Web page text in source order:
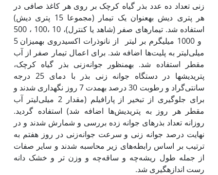
زنی تعداد ده عدد بذر گیاه کرچک بر روی هر کاغذ صافی در
هر پتری دیش به‫عنوان یک تیمار (مجموعا 15 پتری دیش)
استفاده شد. تیمارهای صفر (شاهد یا کنترل)، 10 ،100 ، 500
و 1000 میلی‫گرم بر لیتر از نانوذرات اکسیدروی به‫میزان 5
میلی‌لیتر به پلیت‌ها اضافه شد. برای اعمال تیمار صفر از آب
مقطر استفاده شد. به‫منظور جوانه‌زنی بذر گیاه کرچک،
پتریدیش‫ها در دستگاه جوانه زنی بذر با دمای 25 درجه
سانتی‌گراد و رطوبت 30 درصد به‫مدت 7 روز نگه‫داری شدند و
برای جلوگیری از تبخیر از پارافیلم (مقدار 2 میلی‌لیتر آب
مقطر هر روز به پتریدیش‌ها اضافه شد) استفاده گردید.
روزانه تعداد بذرهای جوانه زده بررسی و شمارش شدند و در
نهایت درصد جوانه زنی و سرعت جوانه‌زنی در روز هفتم به
ترتیب بر اساس رابطه‌های زیر محاسبه شدند و سایر صفات
از جمله طول ریشه‌چه و ساقه‌چه و وزن تر و خشک دانه
رست اندازه‫گیری شد.